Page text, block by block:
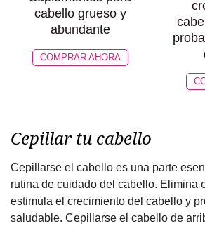
cabello grueso y
abundante
COMPRAR AHORA
Cepillar tu cabello
Cepillarse el cabello es una parte
rutina de cuidado del cabello. Elimina
estimula el crecimiento del cabello y
saludable. Cepillarse el cabello de